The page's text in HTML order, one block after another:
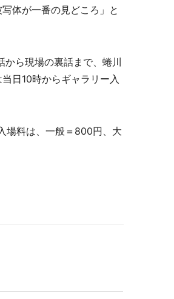
体が一番の見どころ」と
ら現場の裏話まで、蜷川
日10時からギャラリー入
場料は、一般＝800円、大